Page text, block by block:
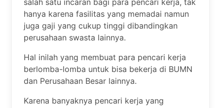
salah satu incaran bagi para pencari kerja, tak
hanya karena fasilitas yang memadai namun
juga gaji yang cukup tinggi dibandingkan
perusahaan swasta lainnya.
Hal inilah yang membuat para pencari kerja
berlomba-lomba untuk bisa bekerja di BUMN
dan Perusahaan Besar lainnya.
Karena banyaknya pencari kerja yang